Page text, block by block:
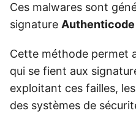
Ces malwares sont
signature Authenticode
Cette méthode permet
qui se fient aux
exploitant ces failles,
des systèmes de